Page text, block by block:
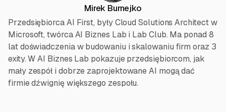
Mirek Burnejko
Przedsiębiorca AI First, były Cloud Solutions Architect w
Microsoft, twórca AI Biznes Lab i Lab Club. Ma ponad 8
lat doświadczenia w budowaniu i skalowaniu firm oraz 3
exity. W AI Biznes Lab pokazuje przedsiębiorcom, jak
mały zespół i dobrze zaprojektowane AI mogą dać
firmie dźwignię większego zespołu.